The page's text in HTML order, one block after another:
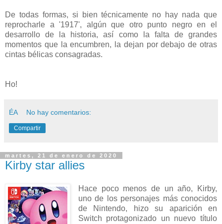
De todas formas, si bien técnicamente no hay nada que
reprocharle a '1917', algún que otro punto negro en el
desarrollo de la historia, así como la falta de grandes
momentos que la encumbren, la dejan por debajo de otras
cintas bélicas consagradas.
Ho!
ÉA No hay comentarios:
Compartir
martes, 21 de enero de 2020
Kirby star allies
Hace poco menos de un año, Kirby,
uno de los personajes más conocidos
de Nintendo, hizo su aparición en
Switch protagonizado un nuevo título